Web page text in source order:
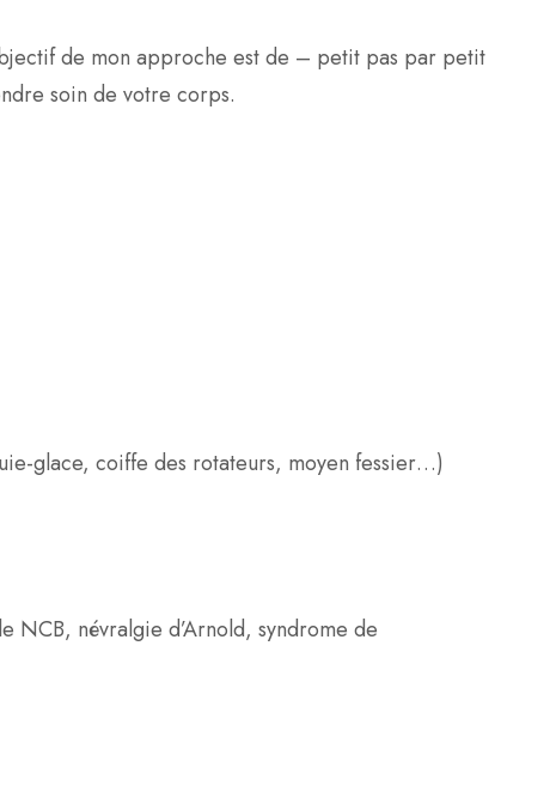
de mon approche est de – petit pas par petit
soin de votre corps.
glace, coiffe des rotateurs, moyen fessier…)
névralgie d’Arnold, syndrome de